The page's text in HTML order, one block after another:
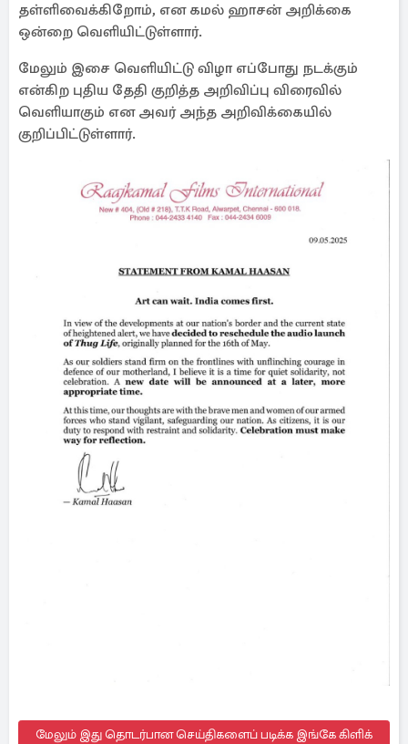
தள்ளிவைக்கிறோம், என கமல் ஹாசன் அறிக்கை
ஒன்றை வெளியிட்டுள்ளார்.
மேலும் இசை வெளியிட்டு விழா எப்போது நடக்கும்
என்கிற புதிய தேதி குறித்த அறிவிப்பு விரைவில்
வெளியாகும் என அவர் அந்த அறிவிக்கையில்
குறிப்பிட்டுள்ளார்.
மேலும் இது தொடர்பான செய்திகளைப் படிக்க இங்கே கிளிக்